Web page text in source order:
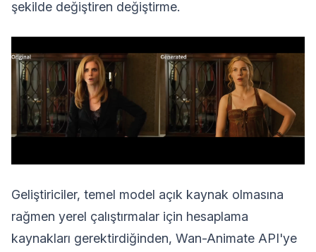
şekilde değiştiren değiştirme.
Geliştiriciler, temel model açık kaynak olmasına
rağmen yerel çalıştırmalar için hesaplama
kaynakları gerektirdiğinden, Wan-Animate API'ye